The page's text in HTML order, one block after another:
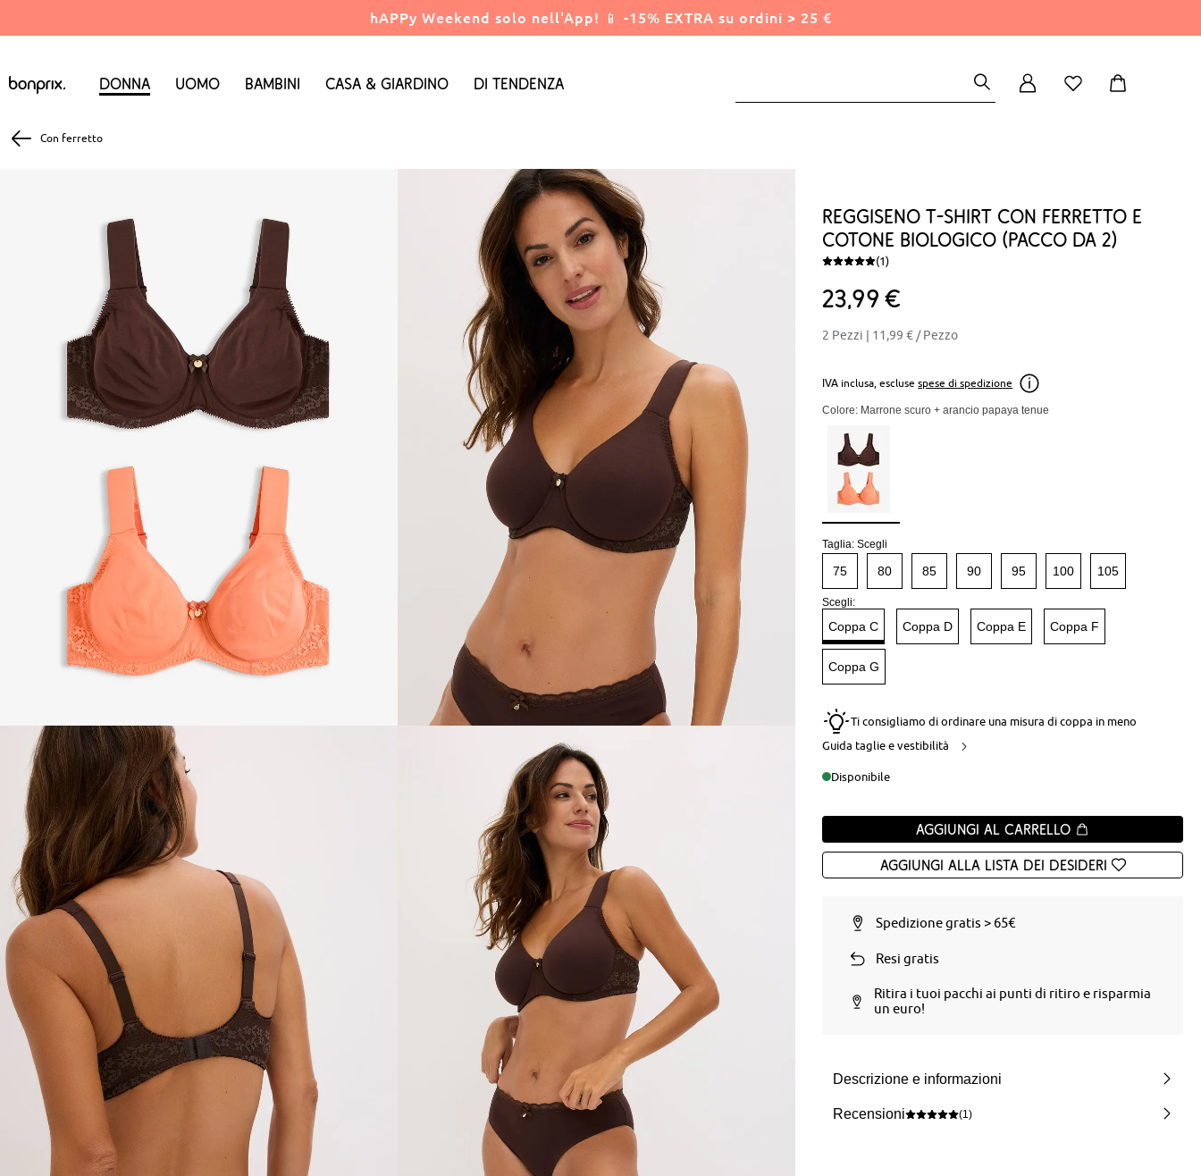
hAPPy Weekend solo nell'App! 📱 -15% EXTRA su ordini > 25 €
Donna Uomo Bambini Casa & Giardino Di tendenza
Con ferretto
Reggiseno t-shirt con ferretto e
cotone biologico (pacco da 2)
(1)
23 99 €
2 Pezzi | 11,99 € / Pezzo
IVA inclusa, escluse spese di spedizione
Colore: Marrone scuro + arancio papaya tenue
Taglia:Scegli
75 80 85 90 95 100 105
Scegli:
Coppa C Coppa D Coppa E Coppa F
Coppa G
Ti consigliamo di ordinare una misura di coppa in meno
Guida taglie e vestibilità
Disponibile
Aggiungi al carrello
Aggiungi alla Lista dei desideri
Spedizione gratis > 65€
Resi gratis
Ritira i tuoi pacchi ai punti di ritiro e risparmia
un euro!
Descrizione e informazioni
Recensioni (1)